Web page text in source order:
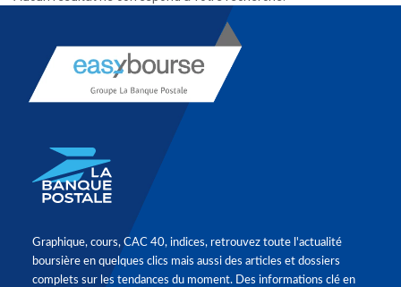
Graphique, cours, CAC 40, indices, retrouvez toute l'actualité
boursière en quelques clics mais aussi des articles et dossiers
complets sur les tendances du moment. Des informations clé en